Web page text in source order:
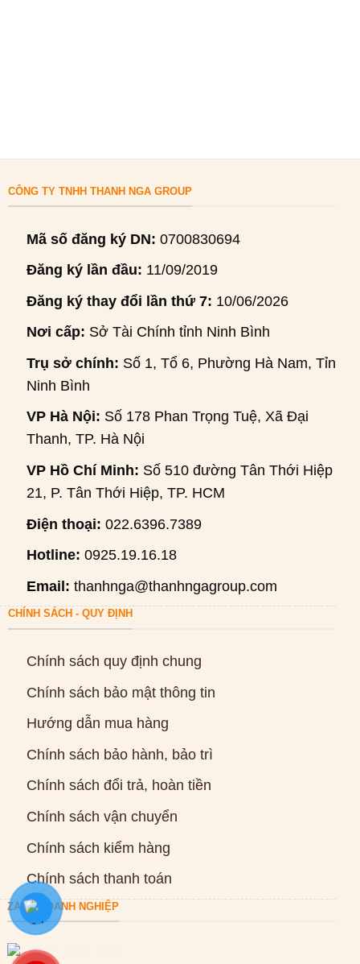
CÔNG TY TNHH THANH NGA GROUP
Mã số đăng ký DN: 0700830694
Đăng ký lần đầu: 11/09/2019
Đăng ký thay đổi lần thứ 7: 10/06/2026
Nơi cấp: Sở Tài Chính tỉnh Ninh Bình
Trụ sở chính: Số 1, Tổ 6, Phường Hà Nam, Tỉnh
Ninh Bình
VP Hà Nội: Số 178 Phan Trọng Tuệ, Xã Đại
Thanh, TP. Hà Nội
VP Hồ Chí Minh: Số 510 đường Tân Thới Hiệp
21, P. Tân Thới Hiệp, TP. HCM
Điện thoại: 022.6396.7389
Hotline: 0925.19.16.18
Email: thanhnga@thanhngagroup.com
CHÍNH SÁCH - QUY ĐỊNH
Chính sách quy định chung
Chính sách bảo mật thông tin
Hướng dẫn mua hàng
Chính sách bảo hành, bảo trì
Chính sách đổi trả, hoàn tiền
Chính sách vận chuyển
Chính sách kiểm hàng
Chính sách thanh toán
ZALO DOANH NGHIỆP